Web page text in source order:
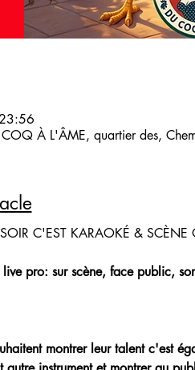
À L'ÂME, quartier des,
C'EST KARAOKÉ & SCÈNE
pro: sur scène, face public,
montrer leur talent c'est